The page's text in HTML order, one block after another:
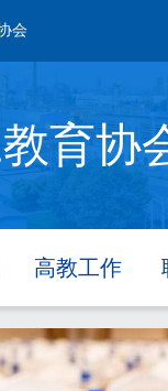
会
育协
高教工作